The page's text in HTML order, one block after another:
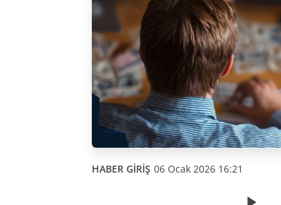
HABER GİRİŞ 06 Ocak 2026 16:21